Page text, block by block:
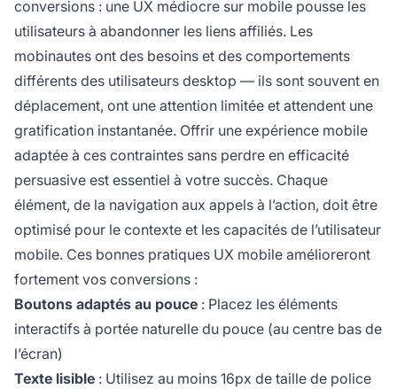
conversions : une UX médiocre sur mobile pousse les
utilisateurs à abandonner les liens affiliés. Les
mobinautes ont des besoins et des comportements
différents des utilisateurs desktop — ils sont souvent en
déplacement, ont une attention limitée et attendent une
gratification instantanée. Offrir une expérience mobile
adaptée à ces contraintes sans perdre en efficacité
persuasive est essentiel à votre succès. Chaque
élément, de la navigation aux appels à l’action, doit être
optimisé pour le contexte et les capacités de l’utilisateur
mobile. Ces bonnes pratiques UX mobile amélioreront
fortement vos conversions :
Boutons adaptés au pouce : Placez les éléments
interactifs à portée naturelle du pouce (au centre bas de
l’écran)
Texte lisible : Utilisez au moins 16px de taille de police